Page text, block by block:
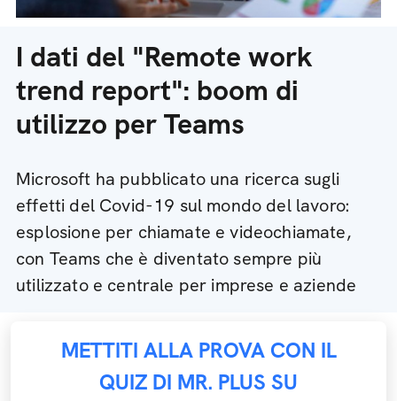
I dati del "Remote work
trend report": boom di
utilizzo per Teams
Microsoft ha pubblicato una ricerca sugli
effetti del Covid-19 sul mondo del lavoro:
esplosione per chiamate e videochiamate,
con Teams che è diventato sempre più
utilizzato e centrale per imprese e aziende
METTITI ALLA PROVA CON IL
QUIZ DI MR. PLUS SU